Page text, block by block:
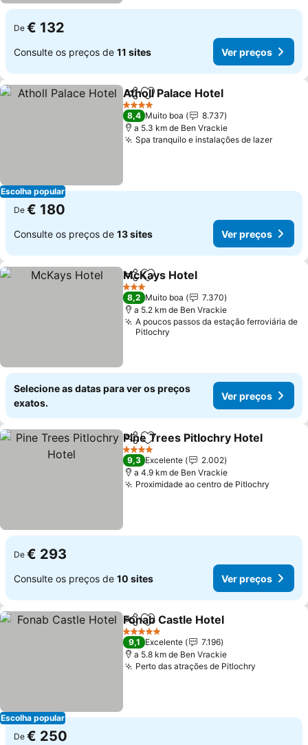
De € 132
Consulte os preços de 11 sites Ver preços
Escolha popular
PartilharAdicionar aos favoritos
Atholl Palace Hotel
4 Estrelas
8,4 Muito boa
8.737
a 5.3 km de Ben Vrackie
Spa tranquilo e instalações de lazerVer
De € 180
Consulte os preços de 13 sites Ver preços
PartilharAdicionar aos favoritos
McKays Hotel
3 Estrelas
8,2 Muito boa
7.370
a 5.2 km de Ben Vrackie
A poucos passos da estação ferroviária de
Pitlochry
Selecione as datas para ver os preços
exatos.
Ver preços
PartilharAdicionar aos favoritos
Pine Trees Pitlochry Hotel
4 Estrelas
9,3 Excelente
2.002
a 4.9 km de Ben Vrackie
Proximidade ao centro de Pitlochry
De € 293
Consulte os preços de 10 sites Ver preços
Escolha popular
PartilharAdicionar aos favoritos
Fonab Castle Hotel
5 Estrelas
9,1 Excelente
7.196
a 5.8 km de Ben Vrackie
Perto das atrações de Pitlochry
De € 250